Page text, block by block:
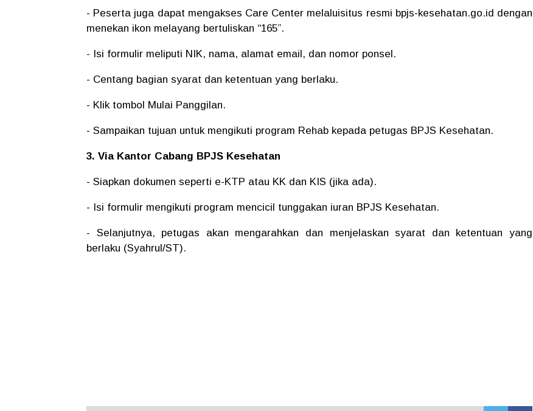
- Peserta juga dapat mengakses Care Center melaluisitus resmi bpjs-kesehatan.go.id dengan
menekan ikon melayang bertuliskan “165”.
- Isi formulir meliputi NIK, nama, alamat email, dan nomor ponsel.
- Centang bagian syarat dan ketentuan yang berlaku.
- Klik tombol Mulai Panggilan.
- Sampaikan tujuan untuk mengikuti program Rehab kepada petugas BPJS Kesehatan.
3. Via Kantor Cabang BPJS Kesehatan
- Siapkan dokumen seperti e-KTP atau KK dan KIS (jika ada).
- Isi formulir mengikuti program mencicil tunggakan iuran BPJS Kesehatan.
- Selanjutnya, petugas akan mengarahkan dan menjelaskan syarat dan ketentuan yang
berlaku (Syahrul/ST).